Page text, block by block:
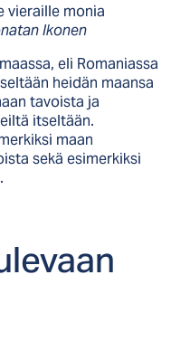
vieraille monia
Ikonen
eli Romaniassa
heidän maansa
tavoista ja
itseltään.
maan
sekä esimerkiksi